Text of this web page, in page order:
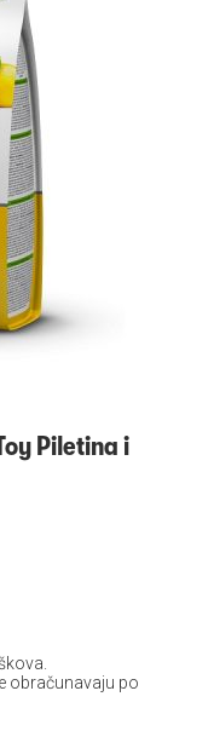
Piletina i
obračunavaju po